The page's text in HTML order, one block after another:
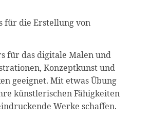
für die Erstellung von
für das digitale Malen und
Konzeptkunst und
geeignet. Mit etwas Übung
künstlerischen Fähigkeiten
Werke schaffen.